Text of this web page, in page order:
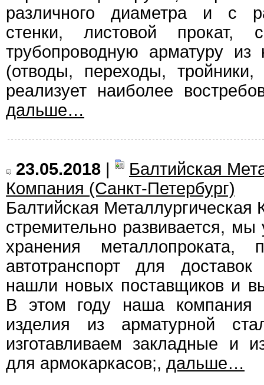
различного диаметра и с
стенки, листовой прокат,
трубопроводную арматуру
(отводы, переходы,
реализует наиболее
дальше…
23.05.2018 |
Балтийская
Компания (Санкт-Петербург)
Балтийская Металлургическая
стремительно развивается,
хранения металлопроката,
автотранспорт для
нашли новых поставщиков и
В этом году наша компания
изделия из арматурной
изготавливаем закладные и
для армокаркасов;, дальше…